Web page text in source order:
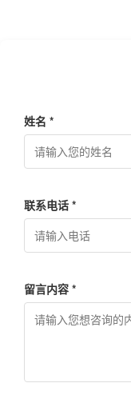
姓名 *
联系电话 *
留言内容 *